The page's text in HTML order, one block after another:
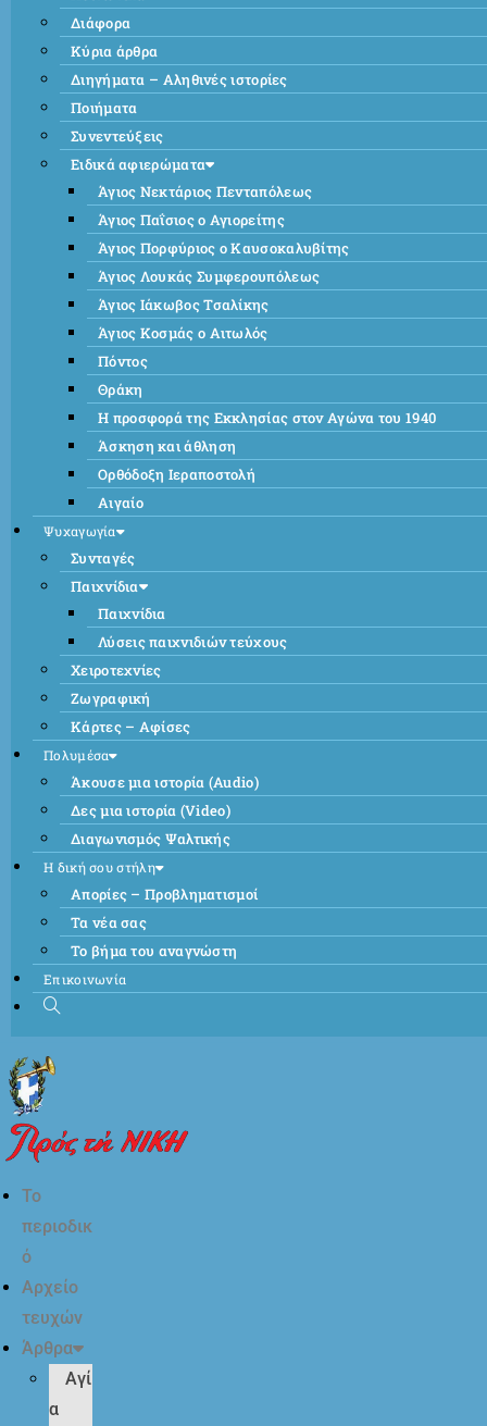
Διάφορα
Κύρια άρθρα
Διηγήματα – Αληθινές ιστορίες
Ποιήματα
Συνεντεύξεις
Ειδικά αφιερώματα
Άγιος Νεκτάριος Πενταπόλεως
Άγιος Παΐσιος ο Αγιορείτης
Άγιος Πορφύριος ο Καυσοκαλυβίτης
Άγιος Λουκάς Συμφερουπόλεως
Άγιος Ιάκωβος Τσαλίκης
Άγιος Κοσμάς ο Αιτωλός
Πόντος
Θράκη
Η προσφορά της Εκκλησίας στον Αγώνα του 1940
Άσκηση και άθληση
Ορθόδοξη Ιεραποστολή
Αιγαίο
Ψυχαγωγία
Συνταγές
Παιχνίδια
Παιχνίδια
Λύσεις παιχνιδιών τεύχους
Χειροτεχνίες
Ζωγραφική
Κάρτες – Αφίσες
Πολυμέσα
Άκουσε μια ιστορία (Audio)
Δες μια ιστορία (Video)
Διαγωνισμός Ψαλτικής
Η δική σου στήλη
Απορίες – Προβληματισμοί
Τα νέα σας
Το βήμα του αναγνώστη
Επικοινωνία
Το
περιοδικ
ό
Αρχείο
τευχών
Άρθρα
Αγί
α